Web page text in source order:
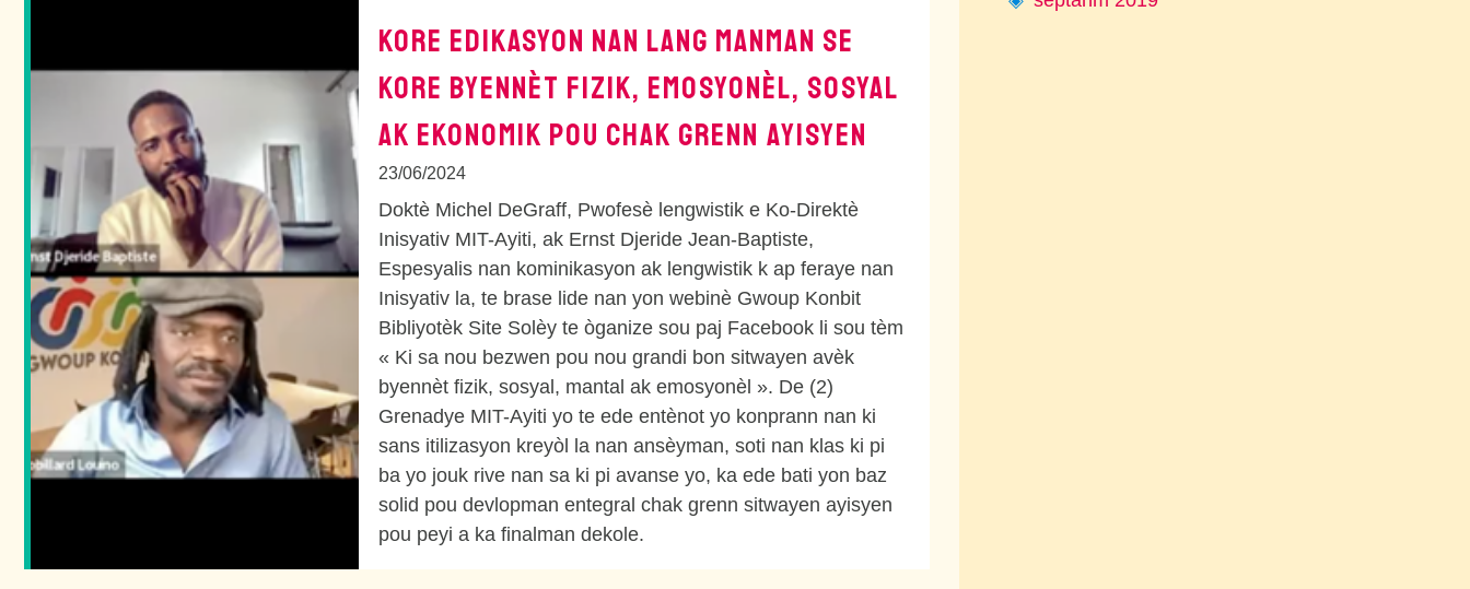
KORE EDIKASYON NAN LANG MANMAN SE
KORE BYENNÈT FIZIK, EMOSYONÈL, SOSYAL
AK EKONOMIK POU CHAK GRENN AYISYEN
23/06/2024
Doktè Michel DeGraff, Pwofesè lengwistik e Ko-Direktè
Inisyativ MIT-Ayiti, ak Ernst Djeride Jean-Baptiste,
Espesyalis nan kominikasyon ak lengwistik k ap feraye nan
Inisyativ la, te brase lide nan yon webinè Gwoup Konbit
Bibliyotèk Site Solèy te òganize sou paj Facebook li sou tèm
« Ki sa nou bezwen pou nou grandi bon sitwayen avèk
byennèt fizik, sosyal, mantal ak emosyonèl ». De (2)
Grenadye MIT-Ayiti yo te ede entènot yo konprann nan ki
sans itilizasyon kreyòl la nan ansèyman, soti nan klas ki pi
ba yo jouk rive nan sa ki pi avanse yo, ka ede bati yon baz
solid pou devlopman entegral chak grenn sitwayen ayisyen
pou peyi a ka finalman dekole.